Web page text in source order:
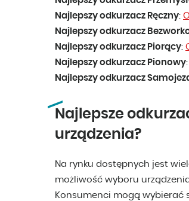
Najlepszy odkurzacz Ręczny:
Najlepszy odkurzacz
Najlepszy odkurzacz Piorący:
Najlepszy odkurzacz Pionowy:
Najlepszy odkurzacz
Najlepsze
urządzenia?
Na rynku dostępnych jest
możliwość wyboru
Konsumenci mogą wybierać